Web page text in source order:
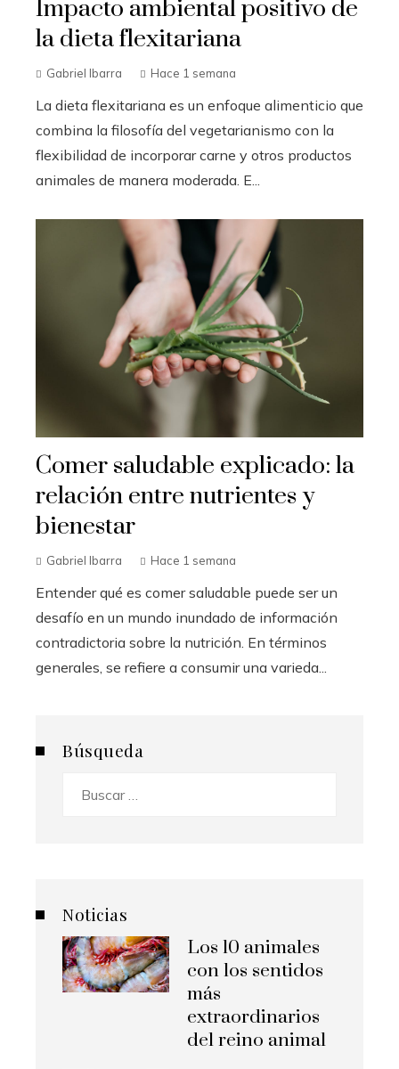
Impacto ambiental positivo de
la dieta flexitariana
Gabriel Ibarra Hace 1 semana
La dieta flexitariana es un enfoque alimenticio que
combina la filosofía del vegetarianismo con la
flexibilidad de incorporar carne y otros productos
animales de manera moderada. E...
Comer saludable explicado: la
relación entre nutrientes y
bienestar
Gabriel Ibarra Hace 1 semana
Entender qué es comer saludable puede ser un
desafío en un mundo inundado de información
contradictoria sobre la nutrición. En términos
generales, se refiere a consumir una varieda...
Búsqueda
Noticias
Los 10 animales
con los sentidos
más
extraordinarios
del reino animal